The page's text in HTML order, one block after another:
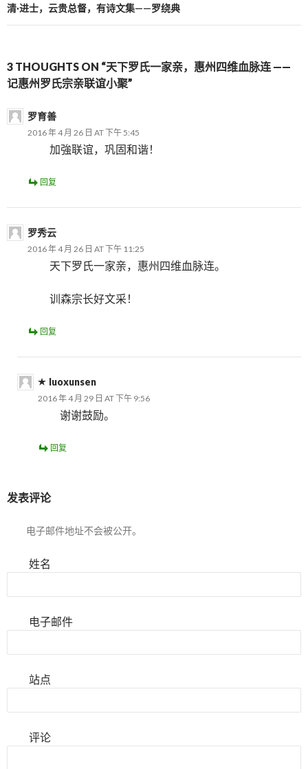
清·进士，云贵总督，有诗文集——罗绕典
3 THOUGHTS ON “天下罗氏一家亲，惠州四维血脉连 ——
记惠州罗氏宗亲联谊小聚”
罗育善
2016 年 4 月 26 日 AT 下午 5:45
加強联谊，巩固和谐！
回复
罗秀云
2016 年 4 月 26 日 AT 下午 11:25
天下罗氏一家亲，惠州四维血脉连。
训森宗长好文采！
回复
luoxunsen
2016 年 4 月 29 日 AT 下午 9:56
谢谢鼓励。
回复
发表评论
电子邮件地址不会被公开。
姓名
电子邮件
站点
评论